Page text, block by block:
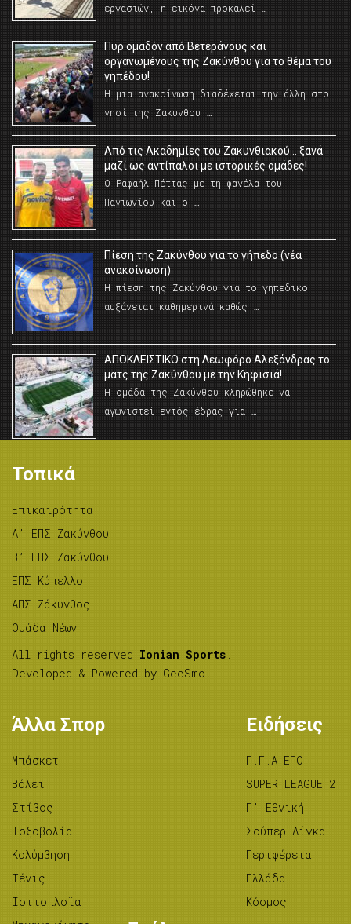
εργασιών, η εικόνα προκαλεί …
Πυρ ομαδόν από Βετεράνους και
οργανωμένους της Ζακύνθου για το θέμα του
γηπέδου!
Η μια ανακοίνωση διαδέχεται την άλλη στο
νησί της Ζακύνθου …
Από τις Ακαδημίες του Ζακυνθιακού… ξανά
μαζί ως αντίπαλοι με ιστορικές ομάδες!
Ο Ραφαήλ Πέττας με τη φανέλα του
Πανιωνίου και ο …
Πίεση της Ζακύνθου για το γήπεδο (νέα
ανακοίνωση)
Η πίεση της Ζακύνθου για το γηπεδικο
αυξάνεται καθημερινά καθώς …
AΠΟΚΛΕΙΣΤΙΚΟ στη Λεωφόρο Αλεξάνδρας το
ματς της Ζακύνθου με την Κηφισιά!
Η ομάδα της Ζακύνθου κληρώθηκε να
αγωνιστεί εντός έδρας για …
Τοπικά
Επικαιρότητα
A’ ΕΠΣ Ζακύνθου
B’ ΕΠΣ Ζακύνθου
ΕΠΣ Κύπελλο
ΑΠΣ Ζάκυνθος
Ομάδα Νέων
All rights reserved Ionian Sports
Developed & Powered by GeeSmo
Άλλα Σπορ
Μπάσκετ
Βόλεϊ
Στίβος
Tοξοβολία
Κολύμβηση
Τένις
Ιστιοπλοΐα
Ειδήσεις
Γ.Γ.Α-ΕΠΟ
SUPER LEAGUE 2
Γ’ Εθνική
Σούπερ Λίγκα
Περιφέρεια
Ελλάδα
Κόσμος